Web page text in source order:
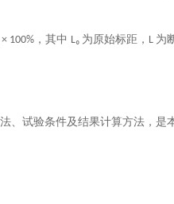
× 100% ，其中 L₀ 为原始标距， L 为
试验条件及结果计算方法，是